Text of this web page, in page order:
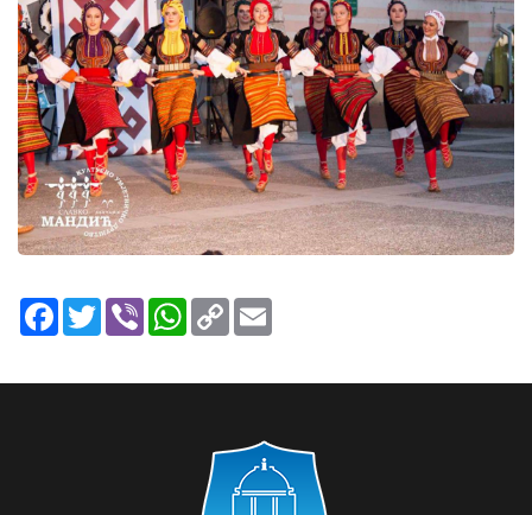
Facebook
TwitterViber WhatsApp
Copy
Link